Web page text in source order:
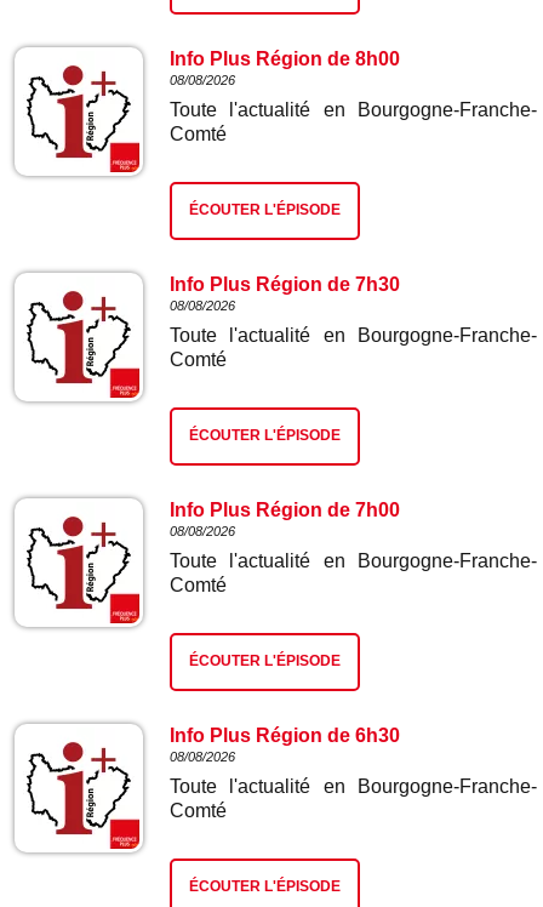
Info Plus Région de 8h00
08/08/2026
Toute l'actualité en Bourgogne-Franche-
Comté
ÉCOUTER L'ÉPISODE
Info Plus Région de 7h30
08/08/2026
Toute l'actualité en Bourgogne-Franche-
Comté
ÉCOUTER L'ÉPISODE
Info Plus Région de 7h00
08/08/2026
Toute l'actualité en Bourgogne-Franche-
Comté
ÉCOUTER L'ÉPISODE
Info Plus Région de 6h30
08/08/2026
Toute l'actualité en Bourgogne-Franche-
Comté
ÉCOUTER L'ÉPISODE